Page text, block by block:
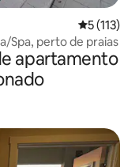
5 de uma
5 (113)
Spa, perto de praias
apartamento